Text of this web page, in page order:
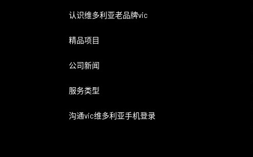
认识维多利亚老品牌vic
精品项目
公司新闻
服务类型
沟通vic维多利亚手机登录